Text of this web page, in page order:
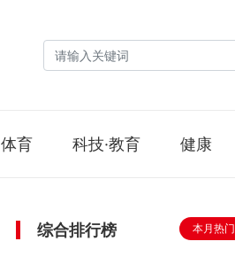
体育 科技·教育 健康
综合排行榜 本月热门